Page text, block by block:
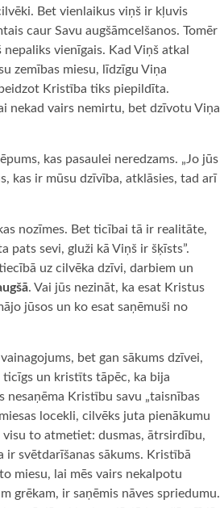
Bet vienlaikus viņš ir kļuvis
caur Savu augšāmcelšanos. Tomēr
vienīgais. Kad Viņš atkal
zemības miesu, līdzīgu Viņa
Kristība tiks piepildīta.
nekad vairs nemirtu, bet dzīvotu Viņa
kas pasaulei neredzams. „Jo jūs
kas ir mūsu dzīvība, atklāsies, tad arī
nozīmes. Bet ticībai tā ir realitāte,
pats sevi, gluži kā Viņš ir šķīsts”.
uz cilvēka dzīvi, darbiem un
. Vai jūs nezināt, ka esat Kristus
jūsos un ko esat saņēmuši no
bet gan sākums dzīvei,
ticīgs un kristīts tāpēc, ka bija
Kristību savu „taisnības
locekli, cilvēks juta pienākumu
visu to atmetiet: dusmas, ātrsirdību,
ir svētdarīšanas sākums. Kristībā
miesu, lai mēs vairs nekalpotu
grēkam, ir saņēmis nāves spriedumu.